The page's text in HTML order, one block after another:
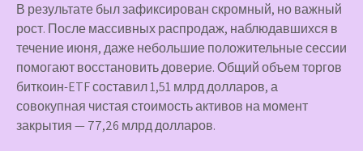
В результате был зафиксирован скромный, но важный
рост. После массивных распродаж, наблюдавшихся в
течение июня, даже небольшие положительные сессии
помогают восстановить доверие. Общий объем торгов
биткоин-ETF составил 1,51 млрд долларов, а
совокупная чистая стоимость активов на момент
закрытия — 77,26 млрд долларов.